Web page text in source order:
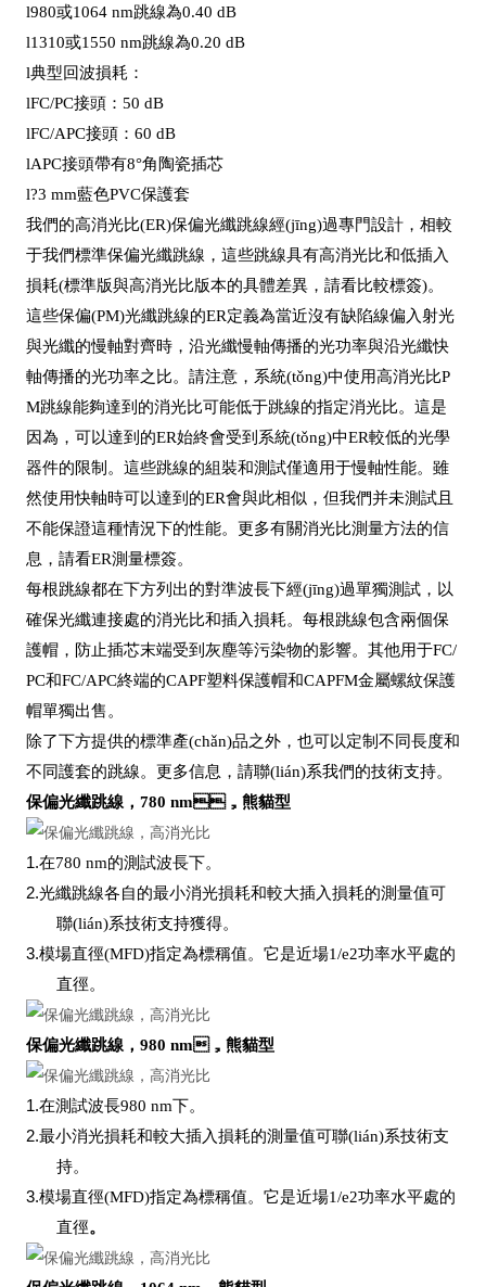
l980或1064 nm跳線為0.40 dB
l1310或1550 nm跳線為0.20 dB
l典型回波損耗：
lFC/PC接頭：50 dB
lFC/APC接頭：60 dB
lAPC接頭帶有8°角陶瓷插芯
l?3 mm藍色PVC保護套
我們的高消光比(ER)保偏光纖跳線經(jīng)過專門設計，相較
于我們標準保偏光纖跳線，這些跳線具有高消光比和低插入
損耗(標準版與高消光比版本的具體差異，請看比較標簽)。
這些保偏(PM)光纖跳線的ER定義為當近沒有缺陷線偏入射光
與光纖的慢軸對齊時，沿光纖慢軸傳播的光功率與沿光纖快
軸傳播的光功率之比。請注意，系統(tǒng)中使用高消光比P
M跳線能夠達到的消光比可能低于跳線的指定消光比。這是
因為，可以達到的ER始終會受到系統(tǒng)中ER較低的光學
器件的限制。這些跳線的組裝和測試僅適用于慢軸性能。雖
然使用快軸時可以達到的ER會與此相似，但我們并未測試且
不能保證這種情況下的性能。更多有關消光比測量方法的信
息，請看ER測量標簽。
每根跳線都在下方列出的對準波長下經(jīng)過單獨測試，以
確保光纖連接處的消光比和插入損耗。每根跳線包含兩個保
護帽，防止插芯末端受到灰塵等污染物的影響。其他用于FC/
PC和FC/APC終端的CAPF塑料保護帽和CAPFM金屬螺紋保護
帽單獨出售。
除了下方提供的標準產(chǎn)品之外，也可以定制不同長度和
不同護套的跳線。更多信息，請聯(lián)系我們的技術支持。
保偏光纖跳線，780 nm，熊貓型
1.在780 nm的測試波長下。
2.光纖跳線各自的最小消光損耗和較大插入損耗的測量值可
聯(lián)系技術支持獲得。
3.模場直徑(MFD)指定為標稱值。它是近場1/e2功率水平處的
直徑。
保偏光纖跳線，980 nm，熊貓型
1.在測試波長980 nm下。
2.最小消光損耗和較大插入損耗的測量值可聯(lián)系技術支
持。
3.模場直徑(MFD)指定為標稱值。它是近場1/e2功率水平處的
直徑。